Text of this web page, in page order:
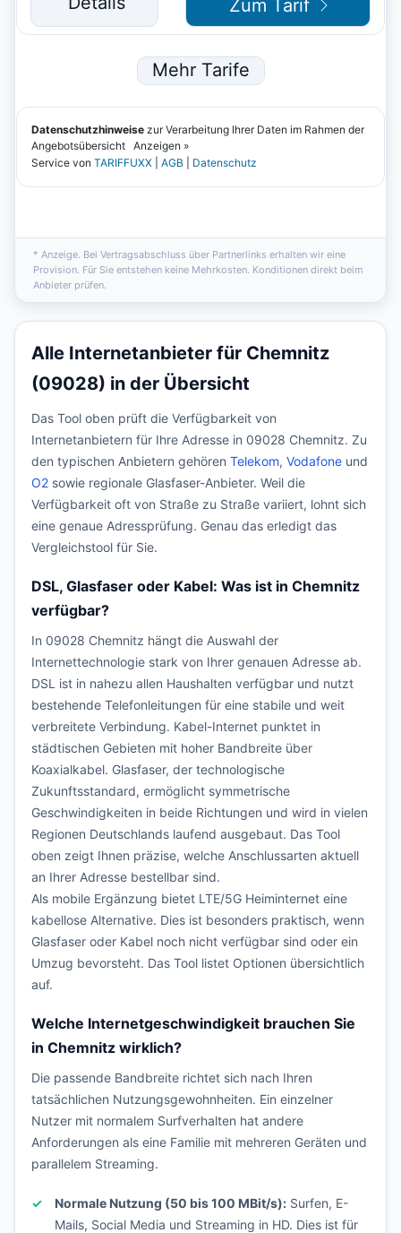
* Anzeige. Bei Vertragsabschluss über Partnerlinks erhalten wir eine
Provision. Für Sie entstehen keine Mehrkosten. Konditionen direkt beim
Anbieter prüfen.
Alle Internetanbieter für Chemnitz
(09028) in der Übersicht
Das Tool oben prüft die Verfügbarkeit von
Internetanbietern für Ihre Adresse in 09028 Chemnitz. Zu
den typischen Anbietern gehören Telekom, Vodafone und
O2 sowie regionale Glasfaser-Anbieter. Weil die
Verfügbarkeit oft von Straße zu Straße variiert, lohnt sich
eine genaue Adressprüfung. Genau das erledigt das
Vergleichstool für Sie.
DSL, Glasfaser oder Kabel: Was ist in Chemnitz
verfügbar?
In 09028 Chemnitz hängt die Auswahl der
Internettechnologie stark von Ihrer genauen Adresse ab.
DSL ist in nahezu allen Haushalten verfügbar und nutzt
bestehende Telefonleitungen für eine stabile und weit
verbreitete Verbindung. Kabel-Internet punktet in
städtischen Gebieten mit hoher Bandbreite über
Koaxialkabel. Glasfaser, der technologische
Zukunftsstandard, ermöglicht symmetrische
Geschwindigkeiten in beide Richtungen und wird in vielen
Regionen Deutschlands laufend ausgebaut. Das Tool
oben zeigt Ihnen präzise, welche Anschlussarten aktuell
an Ihrer Adresse bestellbar sind.
Als mobile Ergänzung bietet LTE/5G Heiminternet eine
kabellose Alternative. Dies ist besonders praktisch, wenn
Glasfaser oder Kabel noch nicht verfügbar sind oder ein
Umzug bevorsteht. Das Tool listet Optionen übersichtlich
auf.
Welche Internetgeschwindigkeit brauchen Sie
in Chemnitz wirklich?
Die passende Bandbreite richtet sich nach Ihren
tatsächlichen Nutzungsgewohnheiten. Ein einzelner
Nutzer mit normalem Surfverhalten hat andere
Anforderungen als eine Familie mit mehreren Geräten und
parallelem Streaming.
Normale Nutzung (50 bis 100 MBit/s): Surfen, E-
Mails, Social Media und Streaming in HD. Dies ist für